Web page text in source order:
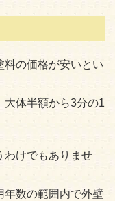
料の価格が安いとい
大体半額から3分の1
わけでもありませ
年数の範囲内で外壁